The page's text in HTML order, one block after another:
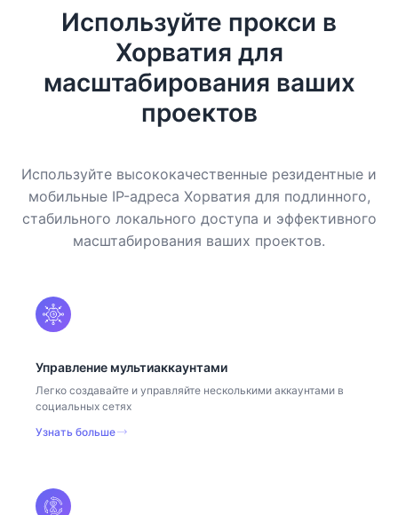
Используйте прокси в
Хорватия для
масштабирования ваших
проектов
Используйте высококачественные резидентные и
мобильные IP-адреса Хорватия для подлинного,
стабильного локального доступа и эффективного
масштабирования ваших проектов.
Управление мультиаккаунтами
Легко создавайте и управляйте несколькими аккаунтами в
социальных сетях
Узнать больше